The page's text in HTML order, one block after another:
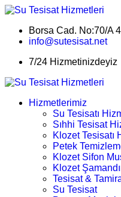
Borsa Cad. No:70/A
info@sutesisat.net
7/24 Hizmetinizdeyiz
Hizmetlerimiz
Su Tesisatı
Sıhhi Tesisat
Klozet Tesisatı
Petek
Klozet Sifon
Klozet
Tesisat &
Su Tesisat